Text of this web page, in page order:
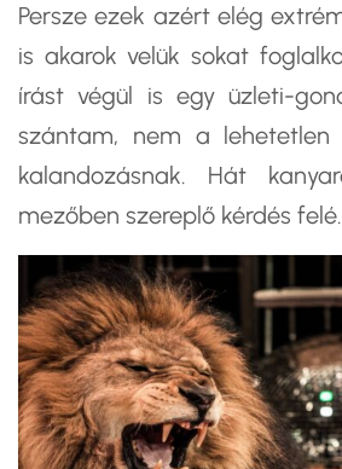
Persze ezek azért elég
is akarok velük sokat
írást végül is egy üzleti-
szántam, nem a lehetetlen
kalandozásnak. Hát
mezőben szereplő kérdés felé.